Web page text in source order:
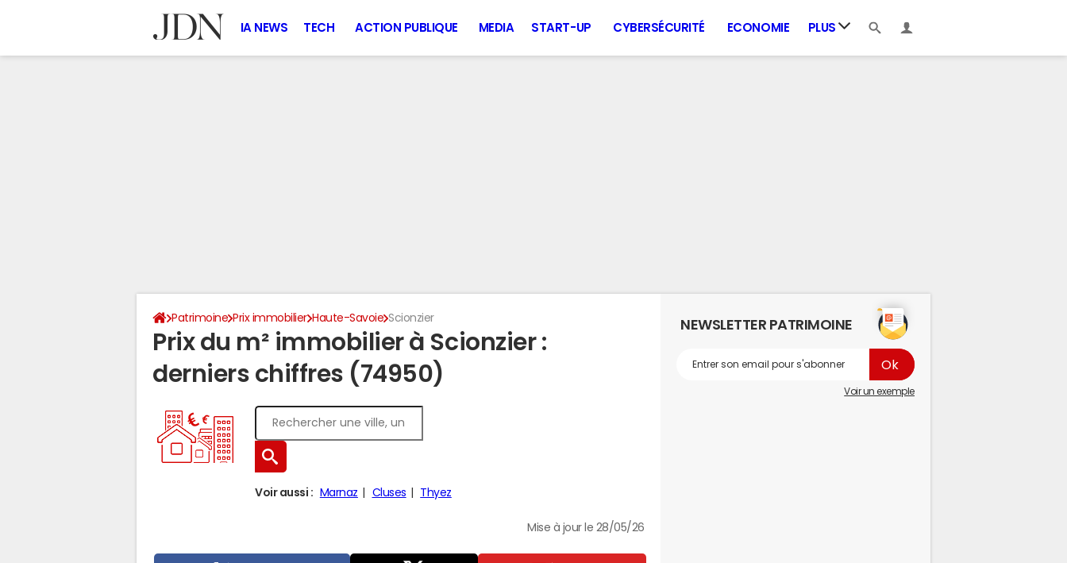
IA NEWS TECH ACTION PUBLIQUE MEDIA START-UP CYBERSÉCURITÉ ECONOMIE PLUS
Patrimoine Prix immobilier Haute-Savoie Scionzier
Prix du m² immobilier à Scionzier :
derniers chiffres (74950)
Voir aussi : Marnaz Cluses Thyez
Mise à jour le 28/05/26
NEWSLETTER PATRIMOINE
Voir un exemple